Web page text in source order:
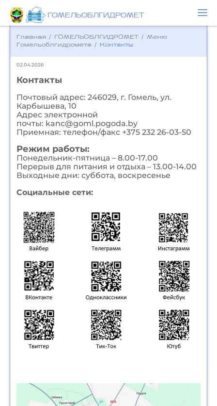
ГОМЕЛЬОБЛГИДРОМЕТ
Главная / ГОМЕЛЬОБЛГИДРОМЕТ / Меню
Гомельоблгидромета / Контакты
02.04.2026
Контакты
Почтовый адрес: 246029, г. Гомель, ул.
Карбышева, 10
Адрес электронной
почты: kanc@goml.pogoda.by
Приемная: телефон/факс +375 232 26-03-50
Режим работы:
Понедельник-пятница – 8.00-17.00
Перерыв для питания и отдыха – 13.00-14.00
Выходные дни: суббота, воскресенье
Социальные сети: